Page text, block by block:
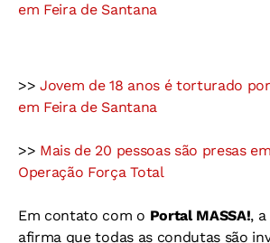
em Feira de Santana
>>Jovem de 18 anos é torturado
em Feira de Santana
>> Mais de 20 pessoas são presas
Operação Força Total
Em contato com o Portal MASSA!,
afirma que todas as condutas são